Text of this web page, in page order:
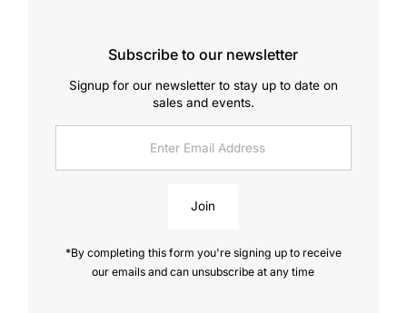
Subscribe to our newsletter
Signup for our newsletter to stay up to date on
sales and events.
Address
Join
*By completing this form you're signing up to receive
our emails and can unsubscribe at any time